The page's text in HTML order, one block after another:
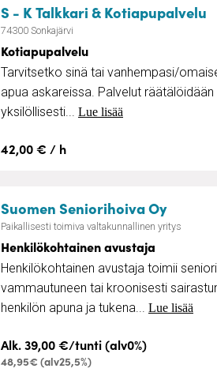
S - K Talkkari & Kotiapupalvelu
74300 Sonkajärvi
Kotiapupalvelu
Tarvitsetko sinä tai vanhempasi/
apua askareissa. Palvelut räätälöidään
yksilöllisesti... Lue lisää
42,00 € / h
Suomen Seniorihoiva Oy–
Paikallisesti toimiva valtakunnallinen yritys
Henkilökohtainen avustaja
Henkilökohtainen avustaja toimii
vammautuneen tai kroonisesti
henkilön apuna ja tukena... Lue lisää
Alk. 39,00 €/tunti (alv0%)
48,95€ (alv25,5%)